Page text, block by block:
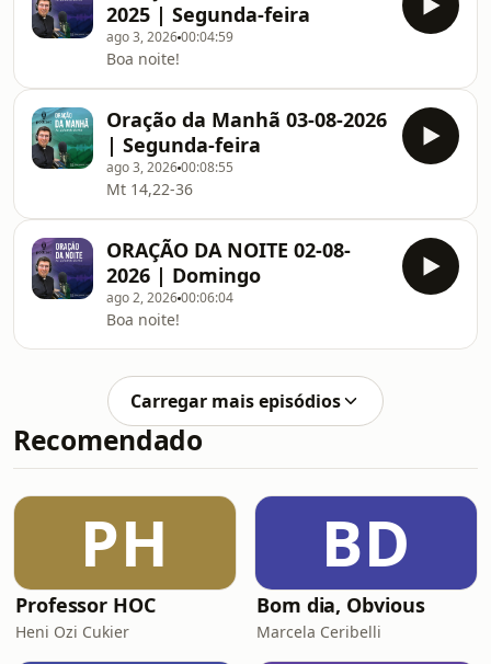
2025 | Segunda-feira
ago 3, 202600:04:59
Boa noite!
Oração da Manhã 03-08-2026
| Segunda-feira
ago 3, 202600:08:55
Mt 14,22-36
ORAÇÃO DA NOITE 02-08-
2026 | Domingo
ago 2, 202600:06:04
Boa noite!
Carregar mais episódios
Recomendado
PH
Professor HOC
Heni Ozi Cukier
BD
Bom dia, Obvious
Marcela Ceribelli